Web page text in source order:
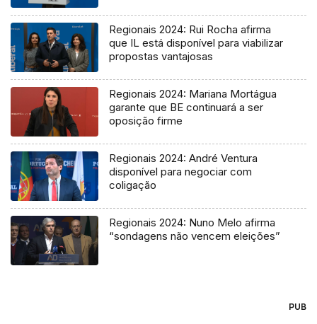
Regionais 2024: Rui Rocha afirma
que IL está disponível para viabilizar
propostas vantajosas
Regionais 2024: Mariana Mortágua
garante que BE continuará a ser
oposição firme
Regionais 2024: André Ventura
disponível para negociar com
coligação
Regionais 2024: Nuno Melo afirma
“sondagens não vencem eleições”
PUB